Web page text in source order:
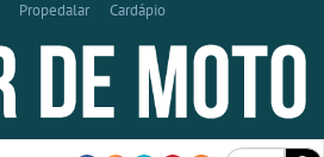
Propedalar Cardápio